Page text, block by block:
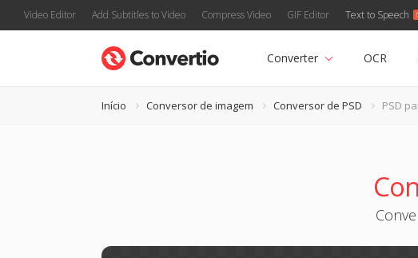
Video Editor Add Subtitles to Video Compress Video GIF Editor Text to Speech
Converter OCR
Início Conversor de imagem Conversor de PSD PSD